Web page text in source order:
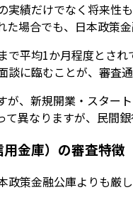
実績だけでなく将来性
た場合でも、日本政策
で平均1か月程度とさ
談に臨むことが、審査
が、新規開業・スター
て異なりますが、民間
金庫）の審査特徴
政策金融公庫よりも厳